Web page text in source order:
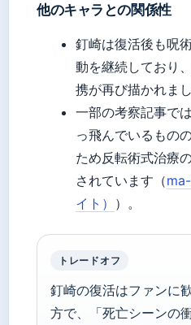
他のキャラとの関係性
釘崎は復活後も呪
動を継続しており
携が再び描かれまし
一部の考察記事で
っ飛んでいるもの
ため反転術式治療
されています（
イト） ）。
トレードオフ
釘崎の復活はファンに
方で、「死亡シーンの